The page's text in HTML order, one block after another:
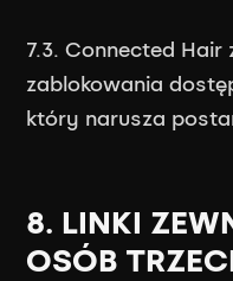
7.3. Connected
zablokowania
który narusza
8. LINKI
OSÓB